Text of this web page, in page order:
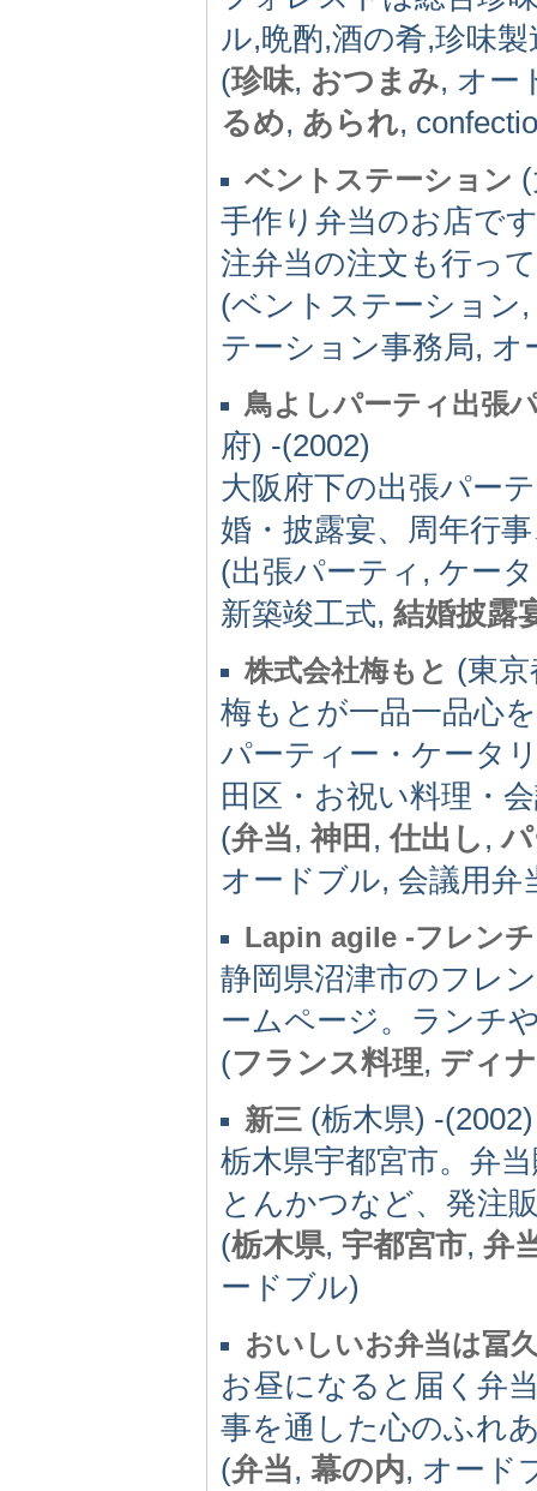
ル,晩酌,酒の肴,珍味
(珍味, おつまみ, オー
るめ, あられ,
ベントステーション
手作り弁当のお店で
注弁当の注文も行っ
(ベントステーション
テーション事務局,
鳥よしパーティ出張
府) -(2002)
大阪府下の出張パー
婚・披露宴、周年行
(出張パーティ, ケー
新築竣工式, 結婚披露
株式会社梅もと (東
梅もとが一品一品心
パーティー・ケータ
田区・お祝い料理・
(弁当,神田 ,仕出し ,
オードブル, 会議用弁
Lapin agile -フレン
静岡県沼津市のフレ
ームページ。ランチ
(フランス料理, ディ
新三 (栃木県) -(2002)
栃木県宇都宮市。弁
とんかつなど、発注
(栃木県, 宇都宮市, 弁
ードブル)
おいしいお弁当は冨
お昼になると届く弁
事を通した心のふれ
(弁当, 幕の内, オード